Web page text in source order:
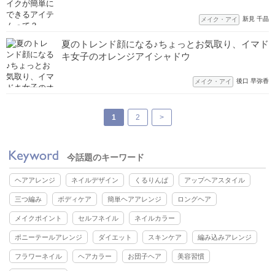
メイク・アイ 新見 千晶
夏のトレンド顔になる♪ちょっとお気取り、イマド
キ女子のオレンジアイシャドウ
メイク・アイ 後口 早弥香
1 2 >
今話題のキーワード
ヘアアレンジ ネイルデザイン くるりんぱ アップヘアスタイル
三つ編み ボディケア 簡単ヘアアレンジ ロングヘア
メイクポイント セルフネイル ネイルカラー
ポニーテールアレンジ ダイエット スキンケア 編み込みアレンジ
フラワーネイル ヘアカラー お団子ヘア 美容習慣